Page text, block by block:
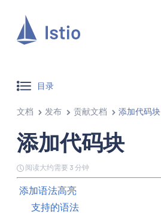
目录
文档 发布 贡献文档 添加代码块
添加代码块
阅读大约需要 3 分钟
添加语法高亮
支持的语法